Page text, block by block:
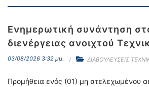
Ενημερωτική συνάντηση
διενέργειας ανοιχτού
03/08/2026 3:32 μμ. ΔΙΑΒΟΥΛΕΥΣΕΙΣ
Προμήθεια ενός (01) μη στελεχωμένου